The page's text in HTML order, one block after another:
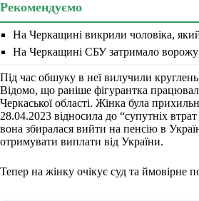
Рекомендуємо
На Черкащині викрили чоловіка,
На Черкащині СБУ затримало ворожу
Під час обшуку в неї вилучили
Відомо, що раніше фігурантка
Черкаської області. Жінка була
28.04.2023 відносила до “супутніх
вона збиралася вийти на пенсію в
отримувати виплати від України.
Тепер на жінку очікує суд та ймовірне